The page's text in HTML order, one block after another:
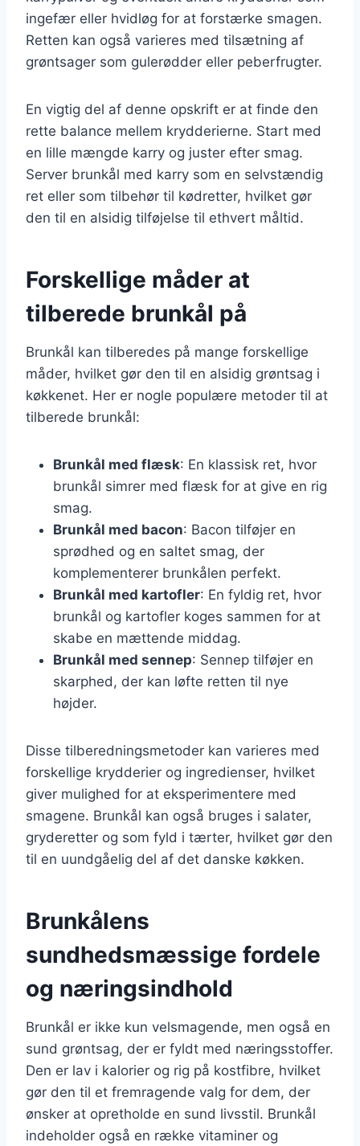
ingefær eller hvidløg for at forstærke smagen.
Retten kan også varieres med tilsætning af
grøntsager som gulerødder eller peberfrugter.
En vigtig del af denne opskrift er at finde den
rette balance mellem krydderierne. Start med
en lille mængde karry og juster efter smag.
Server brunkål med karry som en selvstændig
ret eller som tilbehør til kødretter, hvilket gør
den til en alsidig tilføjelse til ethvert måltid.
Forskellige måder at
tilberede brunkål på
Brunkål kan tilberedes på mange forskellige
måder, hvilket gør den til en alsidig grøntsag i
køkkenet. Her er nogle populære metoder til at
tilberede brunkål:
Brunkål med flæsk: En klassisk ret, hvor
brunkål simrer med flæsk for at give en rig
smag.
Brunkål med bacon: Bacon tilføjer en
sprødhed og en saltet smag, der
komplementerer brunkålen perfekt.
Brunkål med kartofler: En fyldig ret, hvor
brunkål og kartofler koges sammen for at
skabe en mættende middag.
Brunkål med sennep: Sennep tilføjer en
skarphed, der kan løfte retten til nye
højder.
Disse tilberedningsmetoder kan varieres med
forskellige krydderier og ingredienser, hvilket
giver mulighed for at eksperimentere med
smagene. Brunkål kan også bruges i salater,
gryderetter og som fyld i tærter, hvilket gør den
til en uundgåelig del af det danske køkken.
Brunkålens
sundhedsmæssige fordele
og næringsindhold
Brunkål er ikke kun velsmagende, men også en
sund grøntsag, der er fyldt med næringsstoffer.
Den er lav i kalorier og rig på kostfibre, hvilket
gør den til et fremragende valg for dem, der
ønsker at opretholde en sund livsstil. Brunkål
indeholder også en række vitaminer og